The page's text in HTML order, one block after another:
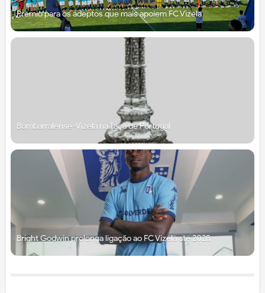
Prémio para os adeptos que mais apoiem FC Vizela
Bombarralense-Vizela na Taça de Portugal
Bright Godwin prolonga ligação ao FC Vizela até 2028